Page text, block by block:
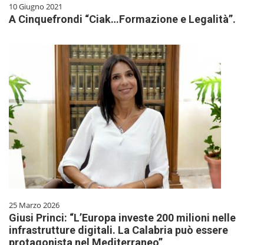
10 Giugno 2021
A Cinquefrondi “Ciak…Formazione e Legalità”.
25 Marzo 2026
Giusi Princi: “L’Europa investe 200 milioni nelle
infrastrutture digitali. La Calabria può essere
protagonista nel Mediterraneo”